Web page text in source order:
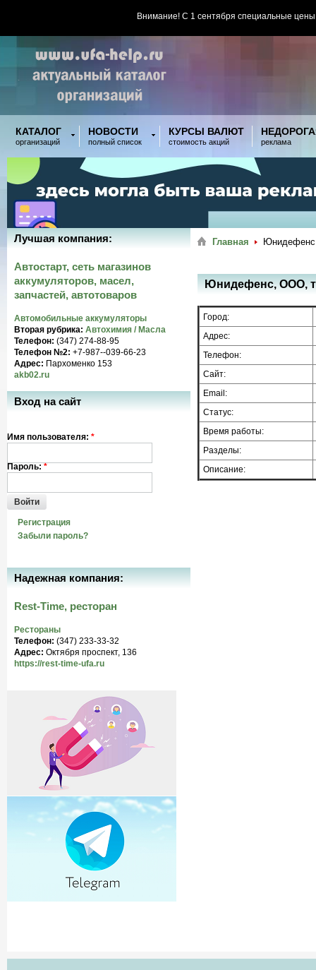
Внимание! С 1 сентября специальные
КАТАЛОГ
организаций
НОВОСТИ
полный список
КУРСЫ ВАЛЮТ
стоимость акций реклама
Главная
Юнидефенс, ООО,
Город:
Адрес:
Телефон:
Сайт:
Email:
Статус:
Время работы:
Разделы:
Описание:
Лучшая компания:
Автостарт, сеть магазинов
аккумуляторов, масел,
запчастей, автотоваров
Автомобильные аккумуляторы
Вторая рубрика: Автохимия / Масла
Телефон: (347) 274-88-95
Телефон №2: +7-987--039-66-23
Адрес: Пархоменко 153
akb02.ru
Вход на сайт
Имя пользователя: *
Пароль: *
Войти
Регистрация
Забыли пароль?
Надежная компания:
Rest-Time, ресторан
Рестораны
Телефон: (347) 233-33-32
Адрес: Октября проспект, 136
https://rest-time-ufa.ru